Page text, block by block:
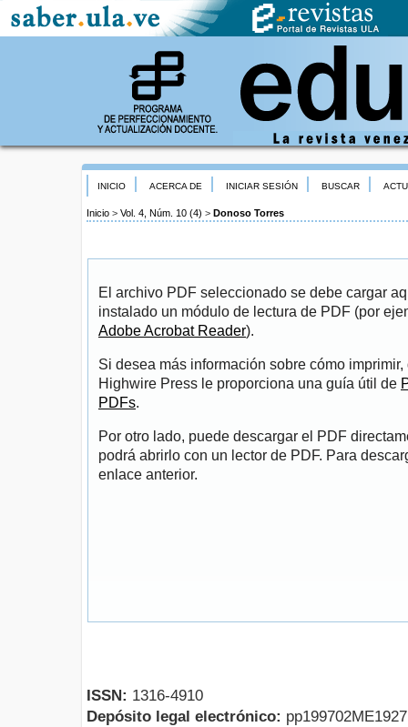
INICIO ACERCA DE INICIAR SESIÓN BUSCAR
Inicio > Vol. 4, Núm. 10 (4) > Donoso Torres
El archivo PDF seleccionado se debe cargar
instalado un módulo de lectura de PDF (por
Adobe Acrobat Reader).
Si desea más información sobre cómo
Highwire Press le proporciona una guía útil de
PDFs.
Por otro lado, puede descargar el PDF
podrá abrirlo con un lector de PDF. Para
enlace anterior.
ISSN: 1316-4910
Depósito legal electrónico: